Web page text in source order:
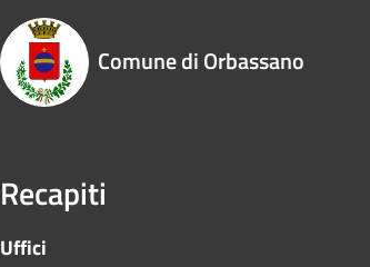
Comune di Orbassano
Recapiti
Uffici